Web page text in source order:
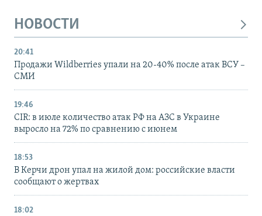
НОВОСТИ
20:41
Продажи Wildberries упали на 20-40% после атак ВСУ –
СМИ
19:46
CIR: в июле количество атак РФ на АЗС в Украине
выросло на 72% по сравнению с июнем
18:53
В Керчи дрон упал на жилой дом: российские власти
сообщают о жертвах
18:02